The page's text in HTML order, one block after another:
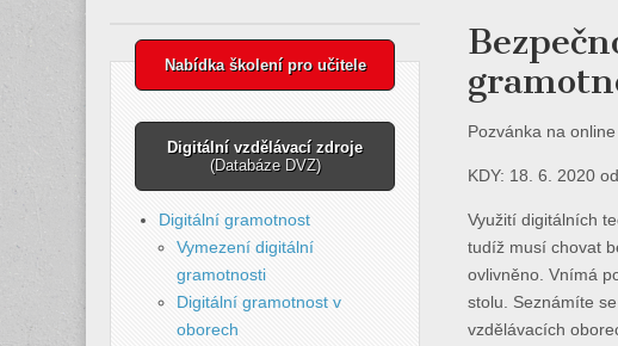
Pozvánka na
KDY: 18. 6. 2020
Využití digitálních
tudíž musí chovat
ovlivněno. Vnímá
stolu. Seznámíte
vzdělávacích
Nabídka školení pro učitele
Digitální vzdělávací zdroje
(Databáze DVZ)
Digitální gramotnost
Vymezení digitální
gramotnosti
Digitální gramotnost v
oborech